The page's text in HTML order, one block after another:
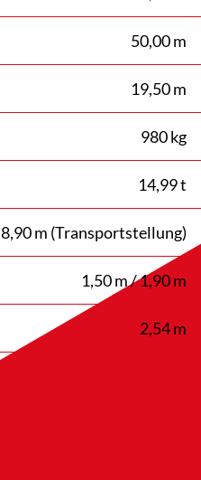
50,00 m
19,50 m
980 kg
14,99 t
8,90 m (Transportstellung)
1,50 m / 1,90 m
2,54 m